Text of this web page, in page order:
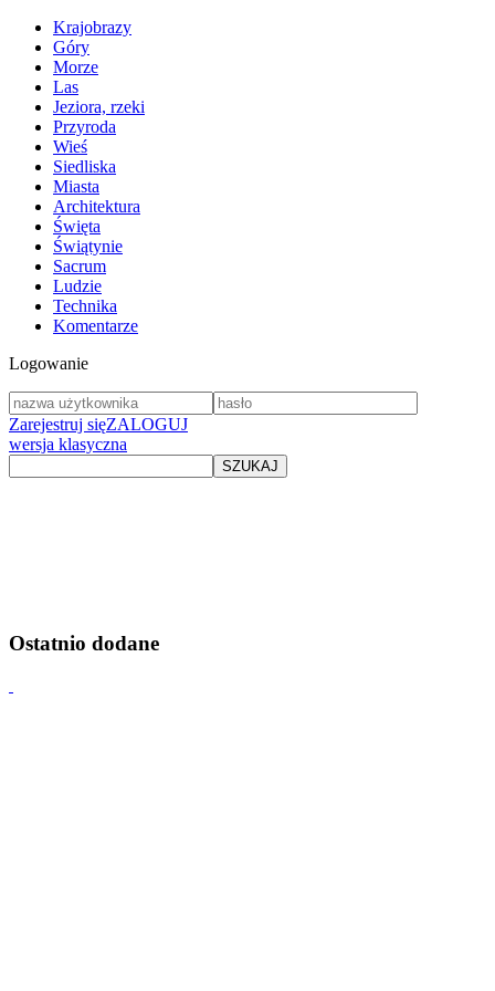
Krajobrazy
Góry
Morze
Las
Jeziora, rzeki
Przyroda
Wieś
Siedliska
Miasta
Architektura
Święta
Świątynie
Sacrum
Ludzie
Technika
Komentarze
Logowanie
Zarejestruj sięZALOGUJ
wersja klasyczna
Ostatnio dodane